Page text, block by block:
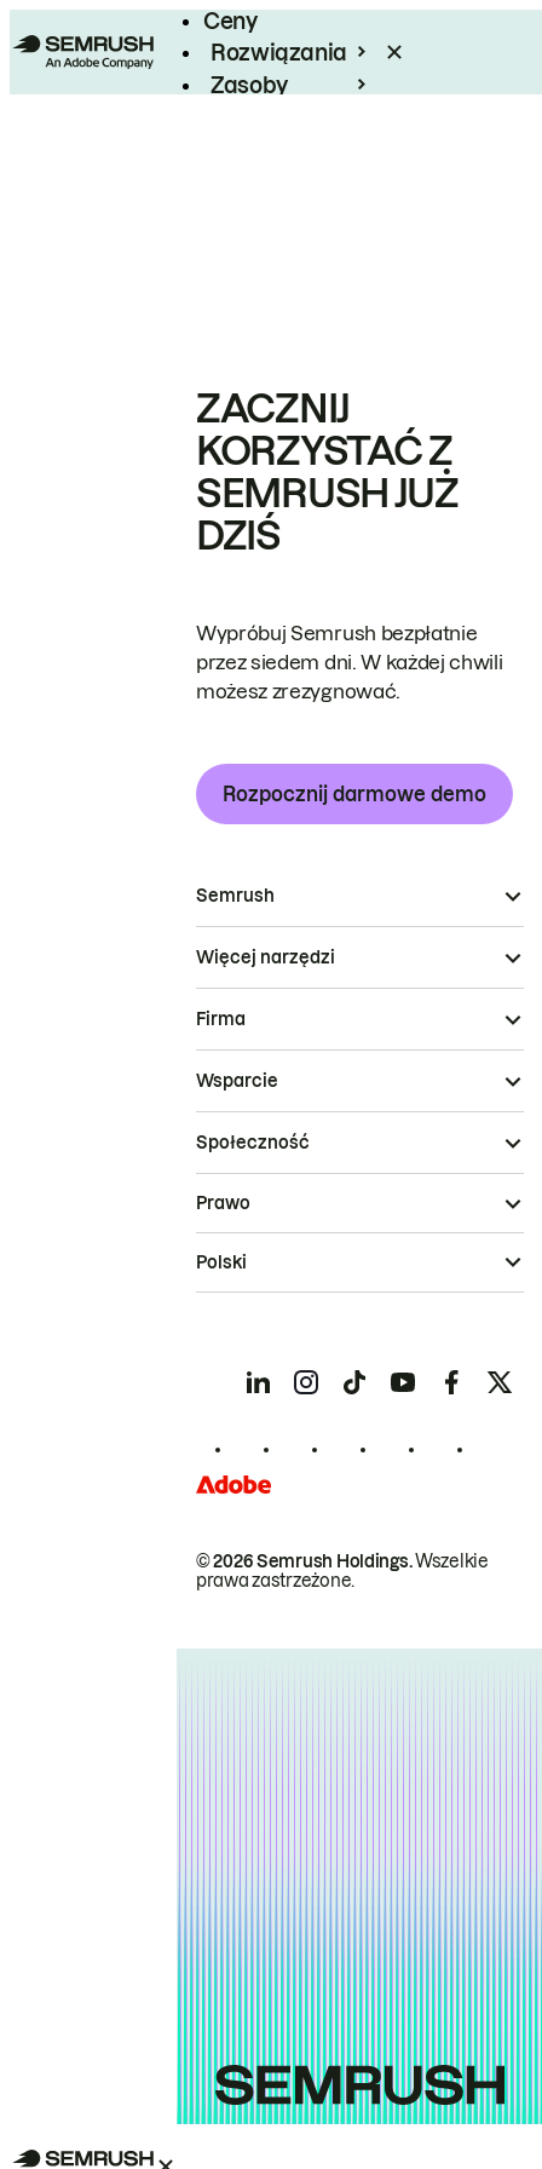
Ceny
Rozwiązania
Zasoby
ZACZNIJ
KORZYSTAĆ Z
SEMRUSH JUŻ
DZIŚ
Wypróbuj Semrush bezpłatnie
przez siedem dni. W każdej chwili
możesz zrezygnować.
Rozpocznij darmowe demo
Semrush
Więcej narzędzi
Firma
Wsparcie
Społeczność
© 2026 Semrush Holdings.Wszelkie
prawa zastrzeżone.
Prawo
Polski